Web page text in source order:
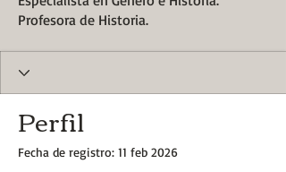
Profesora de Historia.
Perfil
Fecha de registro: 11 feb 2026